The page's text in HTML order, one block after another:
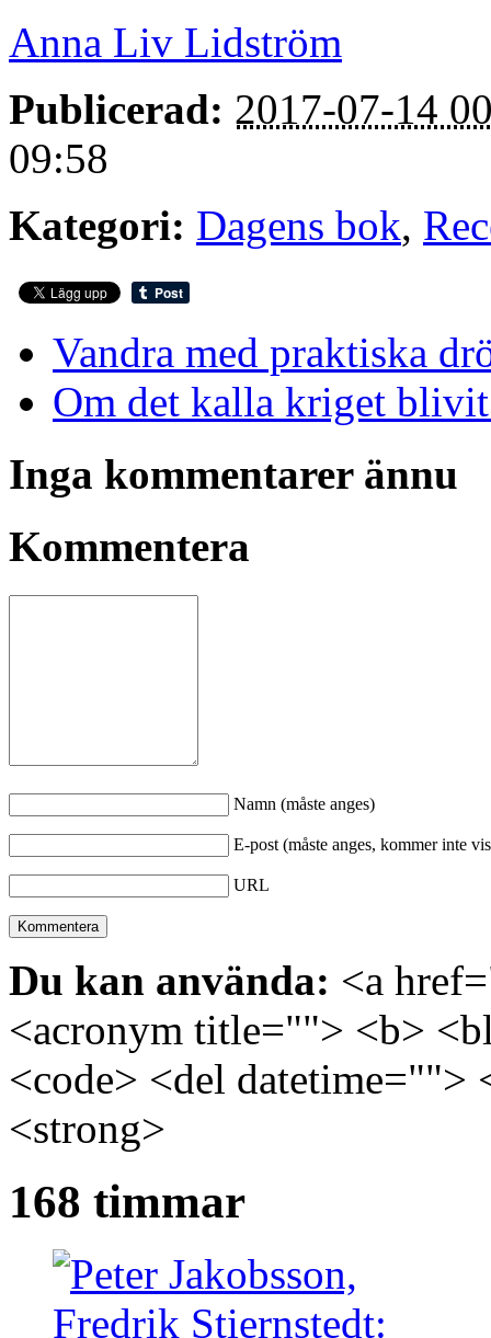
Anna Liv Lidström
Publicerad: 2017-07-14
09:58
Kategori: Dagens bok,
Vandra med praktiska
Om det kalla kriget
Inga kommentarer ännu
Kommentera
Namn (måste anges)
E-post (måste anges, kommer inte
URL
Du kan använda: <a
<acronym title=""> <b>
<code> <del
<strong>
168 timmar